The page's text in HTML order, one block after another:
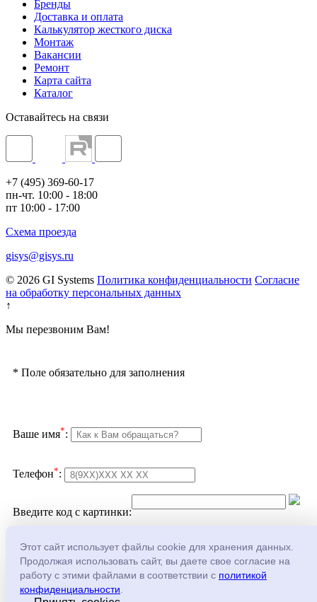
Бренды
Доставка и оплата
Калькулятор жесткого диска
Монтаж
Вакансии
Ремонт
Карта сайта
Каталог
Оставайтесь на связи
+7 (495) 369-60-17
пн-чт. 10:00 - 18:00
пт 10:00 - 17:00
Схема проезда
gisys@gisys.ru
© 2026 GI Systems Политика конфиденциальности Согласие
на обработку персональных данных
Этот сайт использует файлы cookie для хранения данных.
Продолжая использовать сайт, вы даете свое согласие на
работу с этими файлами в соответствии с политикой
конфиденциальности
↑
Мы перезвоним Вам!
* Поле обязательно для заполнения
Ваше имя*:
Телефон*:
Введите код с картинки:
конфеденциальностииобработкой персональных
данных